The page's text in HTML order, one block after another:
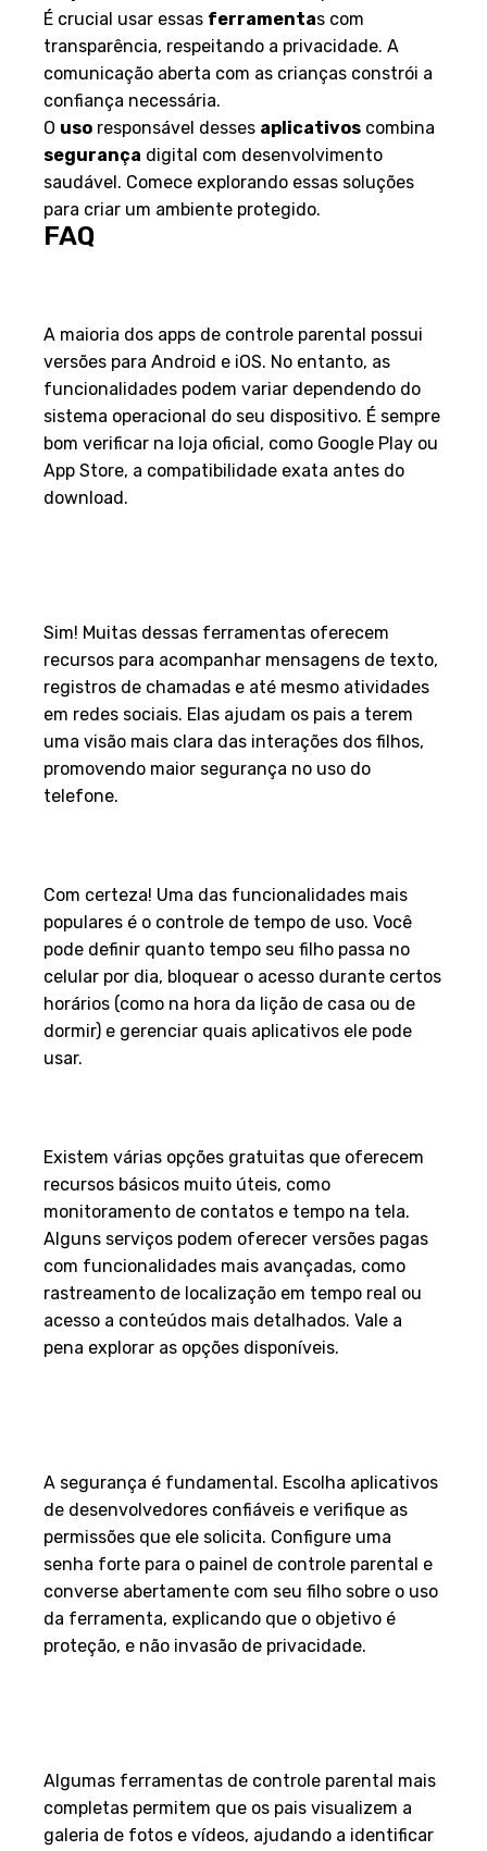
É crucial usar essas ferramentas com
transparência, respeitando a privacidade. A
comunicação aberta com as crianças constrói a
confiança necessária.
O uso responsável desses aplicativos combina
segurança digital com desenvolvimento
saudável. Comece explorando essas soluções
para criar um ambiente protegido.
FAQ
A maioria dos apps de controle parental possui
versões para Android e iOS. No entanto, as
funcionalidades podem variar dependendo do
sistema operacional do seu dispositivo. É sempre
bom verificar na loja oficial, como Google Play ou
App Store, a compatibilidade exata antes do
download.
Sim! Muitas dessas ferramentas oferecem
recursos para acompanhar mensagens de texto,
registros de chamadas e até mesmo atividades
em redes sociais. Elas ajudam os pais a terem
uma visão mais clara das interações dos filhos,
promovendo maior segurança no uso do
telefone.
Com certeza! Uma das funcionalidades mais
populares é o controle de tempo de uso. Você
pode definir quanto tempo seu filho passa no
celular por dia, bloquear o acesso durante certos
horários (como na hora da lição de casa ou de
dormir) e gerenciar quais aplicativos ele pode
usar.
Existem várias opções gratuitas que oferecem
recursos básicos muito úteis, como
monitoramento de contatos e tempo na tela.
Alguns serviços podem oferecer versões pagas
com funcionalidades mais avançadas, como
rastreamento de localização em tempo real ou
acesso a conteúdos mais detalhados. Vale a
pena explorar as opções disponíveis.
A segurança é fundamental. Escolha aplicativos
de desenvolvedores confiáveis e verifique as
permissões que ele solicita. Configure uma
senha forte para o painel de controle parental e
converse abertamente com seu filho sobre o uso
da ferramenta, explicando que o objetivo é
proteção, e não invasão de privacidade.
Algumas ferramentas de controle parental mais
completas permitem que os pais visualizem a
galeria de fotos e vídeos, ajudando a identificar